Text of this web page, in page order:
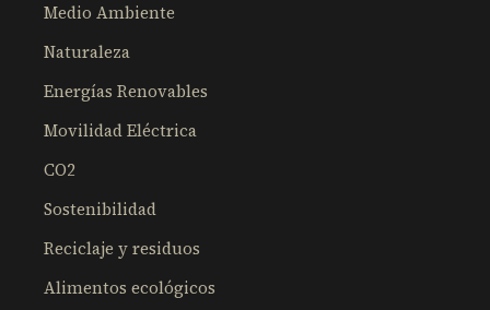
Medio Ambiente
Naturaleza
Energías Renovables
Movilidad Eléctrica
CO2
Sostenibilidad
Reciclaje y residuos
Alimentos ecológicos